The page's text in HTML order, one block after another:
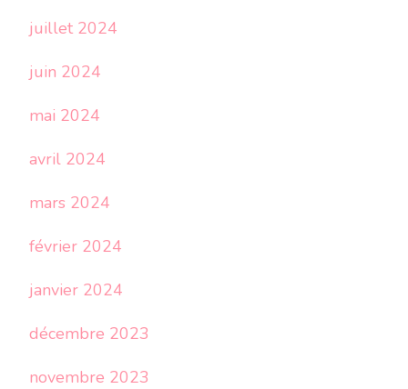
juillet 2024
juin 2024
mai 2024
avril 2024
mars 2024
février 2024
janvier 2024
décembre 2023
novembre 2023